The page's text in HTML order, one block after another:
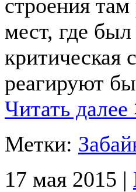
строения
мест, где
критическая
реагируют
Читать далее
Метки:
17 мая 2015 |